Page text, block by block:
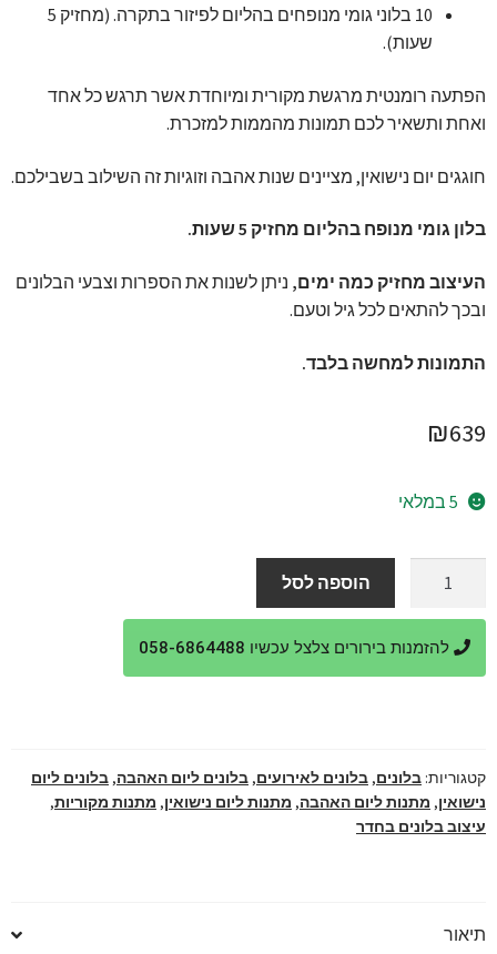
10 בלוני גומי מנופחים בהליום לפיזור בתקרה. (מחזיק 5
שעות).
הפתעה רומנטית מרגשת מקורית ומיוחדת אשר תרגש כל אחד
ואחת ותשאיר לכם תמונות מהממות למזכרת.
חוגגים יום נישואין, מציינים שנות אהבה וזוגיות זה השילוב בשבילכם.
בלון גומי מנופח בהליום מחזיק 5 שעות.
העיצוב מחזיק כמה ימים, ניתן לשנות את הספרות וצבעי הבלונים
ובכך להתאים לכל גיל וטעם.
התמונות למחשה בלבד.
₪639
5 במלאי
מתנה
רומנטית
בשילוב
הוספה לסל
להזמנות בירורים צלצל עכשיו 058-6864488
קטגוריות: בלונים, בלונים לאירועים, בלונים ליום האהבה, בלונים ליום
נישואין, מתנות ליום האהבה, מתנות ליום נישואין, מתנות מקוריות,
עיצוב בלונים בחדר
תיאור